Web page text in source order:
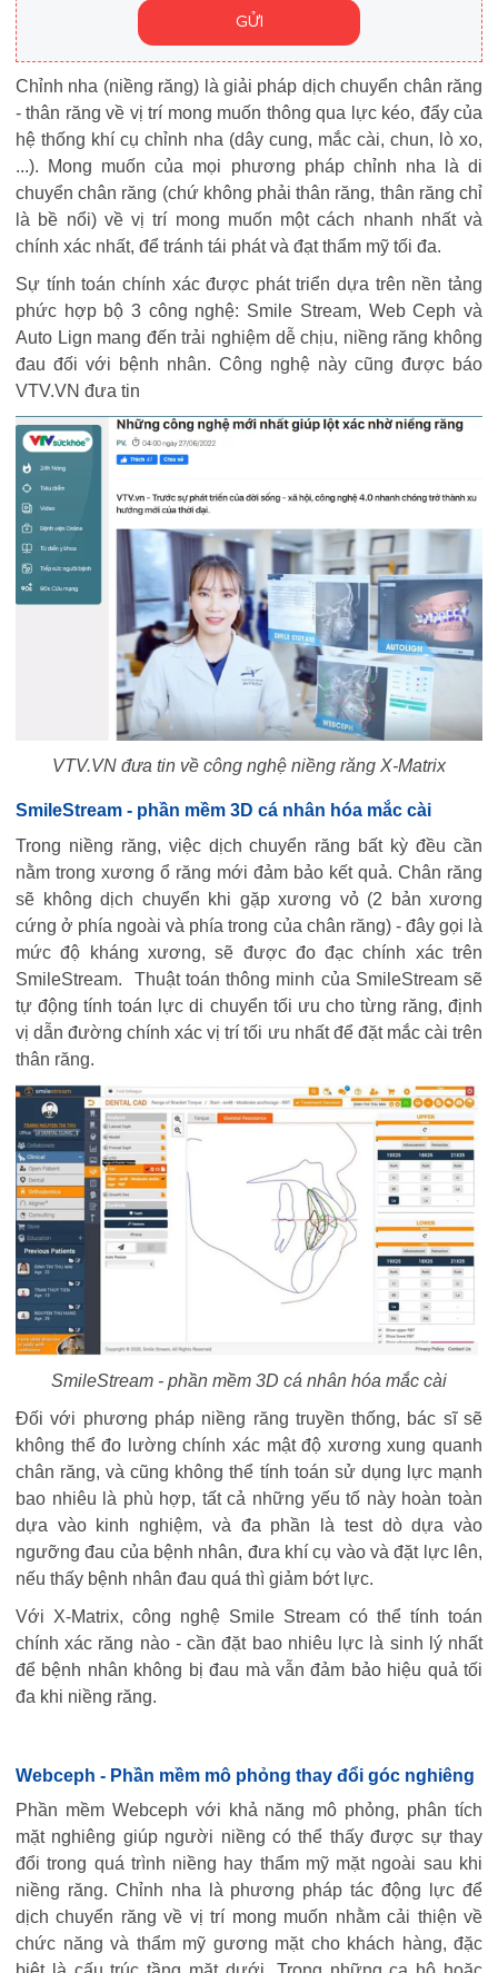
GỬI
Chỉnh nha (niềng răng) là giải pháp dịch chuyển chân răng
- thân răng về vị trí mong muốn thông qua lực kéo, đẩy của
hệ thống khí cụ chỉnh nha (dây cung, mắc cài, chun, lò xo,
...). Mong muốn của mọi phương pháp chỉnh nha là di
chuyển chân răng (chứ không phải thân răng, thân răng chỉ
là bề nổi) về vị trí mong muốn một cách nhanh nhất và
chính xác nhất, để tránh tái phát và đạt thẩm mỹ tối đa.
Sự tính toán chính xác được phát triển dựa trên nền tảng
phức hợp bộ 3 công nghệ: Smile Stream, Web Ceph và
Auto Lign mang đến trải nghiệm dễ chịu, niềng răng không
đau đối với bệnh nhân. Công nghệ này cũng được báo
VTV.VN đưa tin
VTV.VN đưa tin về công nghệ niềng răng X-Matrix
SmileStream - phần mềm 3D cá nhân hóa mắc cài
Trong niềng răng, việc dịch chuyển răng bất kỳ đều cần
nằm trong xương ổ răng mới đảm bảo kết quả. Chân răng
sẽ không dịch chuyển khi gặp xương vỏ (2 bản xương
cứng ở phía ngoài và phía trong của chân răng) - đây gọi là
mức độ kháng xương, sẽ được đo đạc chính xác trên
SmileStream. Thuật toán thông minh của SmileStream sẽ
tự động tính toán lực di chuyển tối ưu cho từng răng, định
vị dẫn đường chính xác vị trí tối ưu nhất để đặt mắc cài trên
thân răng.
SmileStream - phần mềm 3D cá nhân hóa mắc cài
Đối với phương pháp niềng răng truyền thống, bác sĩ sẽ
không thể đo lường chính xác mật độ xương xung quanh
chân răng, và cũng không thể tính toán sử dụng lực mạnh
bao nhiêu là phù hợp, tất cả những yếu tố này hoàn toàn
dựa vào kinh nghiệm, và đa phần là test dò dựa vào
ngưỡng đau của bệnh nhân, đưa khí cụ vào và đặt lực lên,
nếu thấy bệnh nhân đau quá thì giảm bớt lực.
Với X-Matrix, công nghệ Smile Stream có thể tính toán
chính xác răng nào - cần đặt bao nhiêu lực là sinh lý nhất
để bệnh nhân không bị đau mà vẫn đảm bảo hiệu quả tối
đa khi niềng răng.
Webceph - Phần mềm mô phỏng thay đổi góc nghiêng
Phần mềm Webceph với khả năng mô phỏng, phân tích
mặt nghiêng giúp người niềng có thể thấy được sự thay
đổi trong quá trình niềng hay thẩm mỹ mặt ngoài sau khi
niềng răng. Chỉnh nha là phương pháp tác động lực để
dịch chuyển răng về vị trí mong muốn nhằm cải thiện về
chức năng và thẩm mỹ gương mặt cho khách hàng, đặc